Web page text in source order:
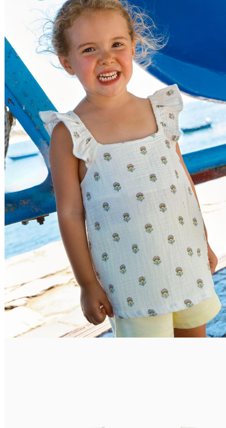
Nome do Produto A - Z
Nome do Produto Z - A
Ordenar por
Relevância
Relevância
Preço Crescente
Preço Decrescente
Nome do Produto A - Z
Nome do Produto Z - A
Filtrar